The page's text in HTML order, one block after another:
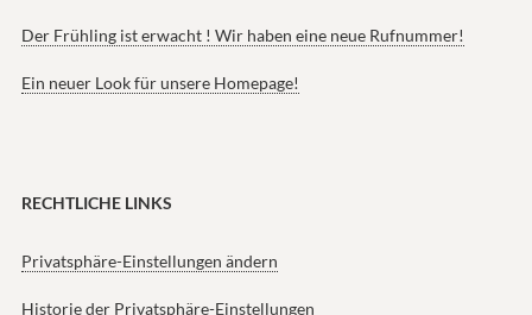
Der Frühling ist erwacht ! Wir haben eine neue Rufnummer!
Ein neuer Look für unsere Homepage!
RECHTLICHE LINKS
Privatsphäre-Einstellungen ändern
Historie der Privatsphäre-Einstellungen